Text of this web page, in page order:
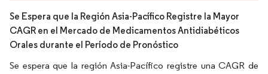
Se Espera que la Región Asia-Pacífico Registre la Mayor
CAGR en el Mercado de Medicamentos Antidiabéticos
Orales durante el Período de Pronóstico
Se espera que la región Asia-Pacífico registre una CAGR de